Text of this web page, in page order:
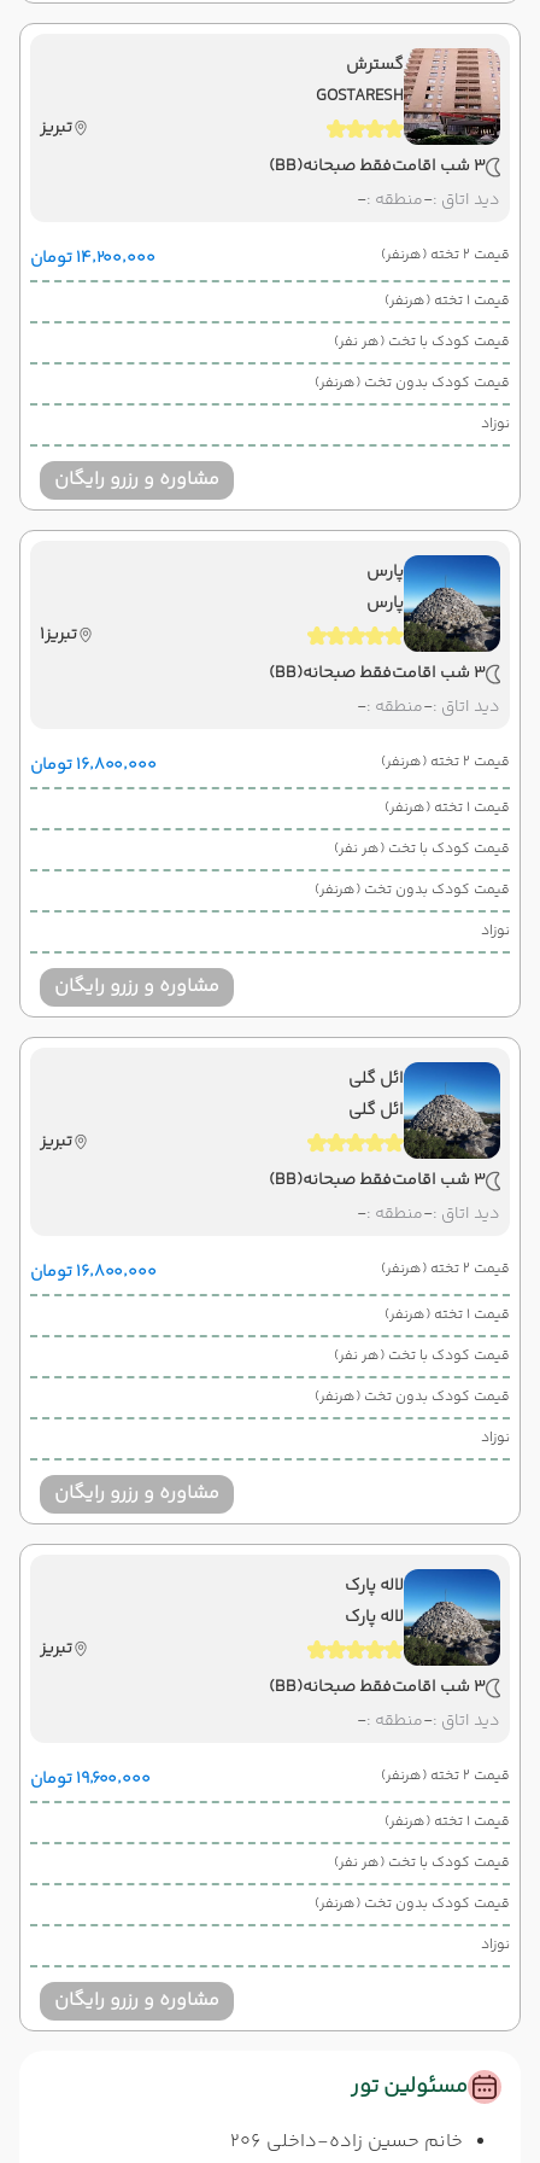
گسترش
GOSTARESH
تبریز
3 شب اقامت
فقط صبحانه(BB)
دید اتاق :-منطقه :-
قیمت 2 تخته (هرنفر) ۱۴٬۲۰۰٬۰۰۰ تومان
قیمت 1 تخته (هرنفر)
قیمت کودک با تخت (هر نفر)
قیمت کودک بدون تخت (هرنفر)
نوزاد
مشاوره و رزرو رایگان
پارس
پارس
تبریز1
3 شب اقامت
فقط صبحانه(BB)
دید اتاق :-منطقه :-
قیمت 2 تخته (هرنفر) ۱۶٬۸۰۰٬۰۰۰ تومان
قیمت 1 تخته (هرنفر)
قیمت کودک با تخت (هر نفر)
قیمت کودک بدون تخت (هرنفر)
نوزاد
مشاوره و رزرو رایگان
ائل گلی
ائل گلی
تبریز
3 شب اقامت
فقط صبحانه(BB)
دید اتاق :-منطقه :-
قیمت 2 تخته (هرنفر) ۱۶٬۸۰۰٬۰۰۰ تومان
قیمت 1 تخته (هرنفر)
قیمت کودک با تخت (هر نفر)
قیمت کودک بدون تخت (هرنفر)
نوزاد
مشاوره و رزرو رایگان
لاله پارک
لاله پارک
تبریز
3 شب اقامت
فقط صبحانه(BB)
دید اتاق :-منطقه :-
قیمت 2 تخته (هرنفر) ۱۹٬۶۰۰٬۰۰۰ تومان
قیمت 1 تخته (هرنفر)
قیمت کودک با تخت (هر نفر)
قیمت کودک بدون تخت (هرنفر)
نوزاد
مشاوره و رزرو رایگان
مسئولین تور
خانم حسین زاده-داخلی 206